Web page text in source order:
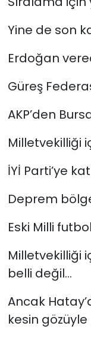
Yine de son
Erdoğan
Güreş
AKP’den
Milletvekilliği
İYİ Parti’ye
Deprem
Eski Milli
Milletvekilliği
belli değil…
Ancak
kesin gözüyle